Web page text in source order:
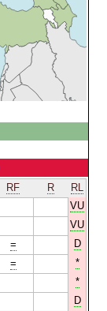
RF R
RL
VU
VU
=
D
=
*
*
D